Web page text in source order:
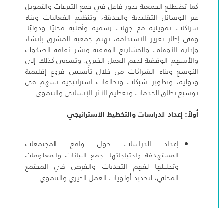
كما تضطلع الجمعية بدور فاعل في جمع التبرعات والتمويل
عبر الوسائل التقليدية والحديثة، وتنظيم الفعاليات وبناء
شراكات تمويلية مع جهات رسمية وأهلية محليًا ودوليًا.
وفي إطار تعزيز الاستدامة، تهتم جمعية المشرق بإنشاء
وإدارة الأوقاف والمشاريع الوقفية ونشر ثقافة الصكوك
والأسهم الوقفية لدعم العمل الخيري. وتسعى كذلك إلى
التوسع وبناء الشراكات من خلال تأسيس فروع إقليمية
ودولية، وتطوير شبكات وتحالفات استراتيجية تسهم في
توسيع نطاق الخدمات وتعظيم الأثر الإنساني والتنموي.
أولاً: إعداد الدراسات والتخطيط الاستراتيجي
إعداد الدراسات حول واقع المجتمعات
المستهدفة واحتياجاتها: جمع البيانات والمعلومات
وتحليلها لفهم التحديات والفرص في المجتمع
المحلي، لتحديد أولويات العمل الخيري والتنموي.